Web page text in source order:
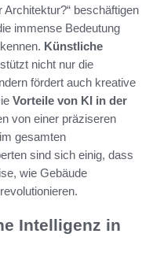
beschäftigen
immense Bedeutung
Künstliche
nicht nur die
fördert auch kreative
Vorteile von KI in der
von einer präziseren
gesamten
sind sich einig, dass
wie Gebäude
Intelligenz in